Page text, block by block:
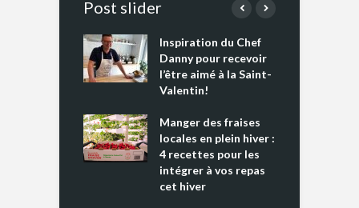
Post slider
Inspiration du Chef
Danny pour recevoir
l’être aimé à la Saint-
Valentin!
Manger des fraises
locales en plein hiver :
4 recettes pour les
intégrer à vos repas
cet hiver